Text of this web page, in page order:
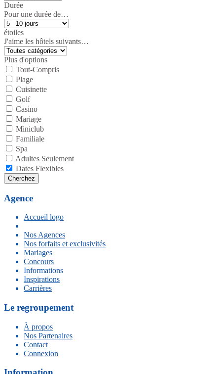
Durée
Pour une durée de…
étoiles
J'aime les hôtels suivants…
Plus d'options
Tout-Compris
Plage
Cuisinette
Golf
Casino
Mariage
Miniclub
Familiale
Spa
Adultes Seulement
Dates Flexibles
Agence
Accueil logo
Nos Agences
Nos forfaits et exclusivités
Mariages
Concours
Informations
Inspirations
Carrières
Le regroupement
À propos
Nos Partenaires
Contact
Connexion